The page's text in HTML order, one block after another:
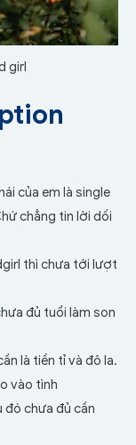
girl
của em là single
chẳng tin lời dối
thì chưa tới lượt
đủ tuổi làm son
là tiền tỉ và đô la.
vào tình
đó chưa đủ cần